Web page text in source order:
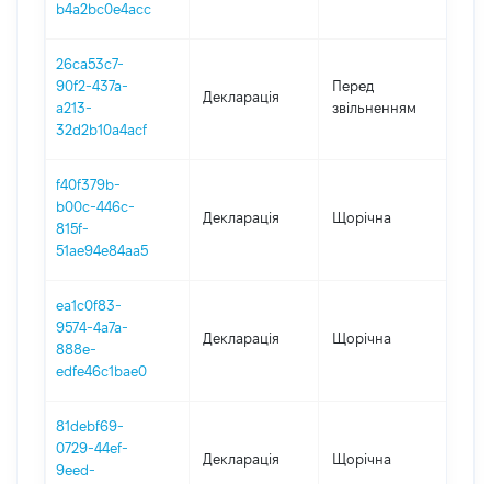
b4a2bc0e4acc
26ca53c7-
90f2-437a-
a213-
32d2b10a4acf
Декларація
Перед
звільненням
f40f379b-
b00c-446c-
815f-
51ae94e84aa5
Декларація Щорічна
ea1c0f83-
9574-4a7a-
888e-
edfe46c1bae0
Декларація Щорічна
81debf69-
0729-44ef-
9eed-
Декларація Щорічна